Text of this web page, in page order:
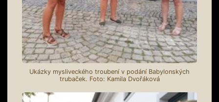
Ukázky mysliveckého troubení v podání Babylonských
trubaček. Foto: Kamila Dvořáková